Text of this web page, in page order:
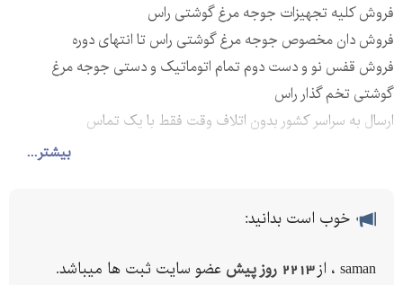
بیشتر...
فروش کلیه تجهیزات جوجه مرغ گوشتی راس
فروش دان مخصوص جوجه مرغ گوشتی راس تا انتهای دوره
فروش قفس نو و دست دوم تمام اتوماتیک و دستی جوجه مرغ
گوشتی تخم گذار راس
ارسال به سراسر کشور بدون اتلاف وقت فقط با یک تماس
ارائه اموزش های لازم و مشاوره در خصوص با پرورش جوجه مرغ
خوب است بدانید:
saman ، از 2213 روز پیش عضو سایت ثبت ها میباشد.